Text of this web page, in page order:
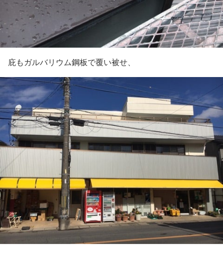
庇もガルバリウム鋼板で覆い被せ、